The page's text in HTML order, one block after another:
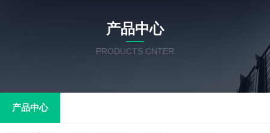
产品中心
PRODUCTS CNTER
产品中心